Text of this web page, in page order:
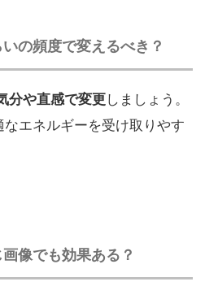
の頻度で変えるべき？
分や直感で変更しましょう。
エネルギーを受け取りやす
像でも効果ある？